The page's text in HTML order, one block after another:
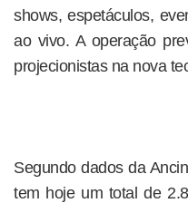
shows, espetáculos,
ao vivo. A operação
projecionistas na nova
Segundo dados da
tem hoje um total de